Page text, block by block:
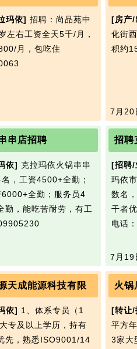
玛依] 招聘：尚品苑中
左右工资全天5千/月，
月，包吃住
[房产/
化街
积约
7月20
串店招聘
依] 克拉玛依火锅串串
，工资4500+全勤；
全勤；服务员4
勤，能吃苦耐劳，有工
招聘
[招聘/
玛依
数名
干者
电话
7月19
天成能源科技有限
依] 1、体系专员（1
专及以上学历，持有
先，熟悉ISO9001/14
火锅
[转让/
平方
3家大